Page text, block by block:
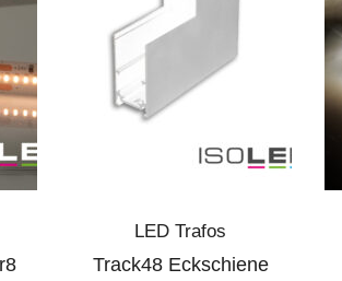
LED Trafos
Track48 Eckschiene